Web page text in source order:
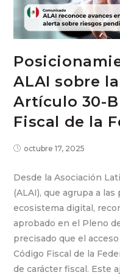
ALAI sobre
Artículo 30-
Fiscal de la
octubre 17, 2025
Desde la Asociación
(ALAI), que agrupa a
ecosistema digital,
aprobado en el Pleno
precisado que el
Código Fiscal de la
de carácter fiscal. Este